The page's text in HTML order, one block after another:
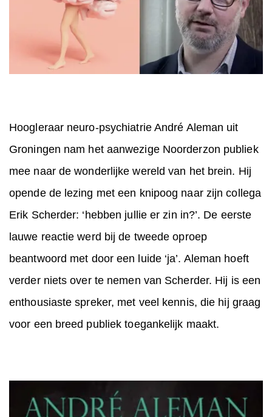
Hoogleraar neuro-psychiatrie André Aleman uit
Groningen nam het aanwezige Noorderzon publiek
mee naar de wonderlijke wereld van het brein. Hij
opende de lezing met een knipoog naar zijn collega
Erik Scherder: ‘hebben jullie er zin in?’. De eerste
lauwe reactie werd bij de tweede oproep
beantwoord met door een luide ‘ja’. Aleman hoeft
verder niets over te nemen van Scherder. Hij is een
enthousiaste spreker, met veel kennis, die hij graag
voor een breed publiek toegankelijk maakt.